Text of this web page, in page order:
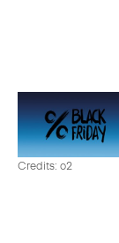
Credits: o2